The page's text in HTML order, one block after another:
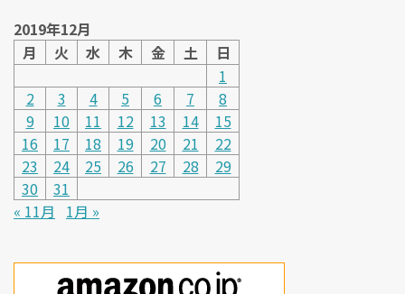
2019年12月
月
火 水 木 金 土
日
1
2
3 4 5 6 7
8
9
10 11 12 13 14
15
16
17 18 19 20 21
22
23
24 25 26 27 28
29
30
31
« 11月
1月 »